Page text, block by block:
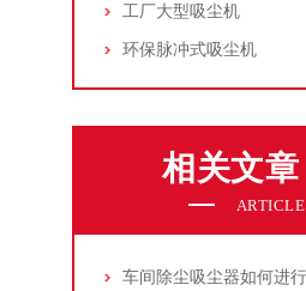
工厂大型吸尘机
环保脉冲式吸尘机
相关文章
ARTICLE